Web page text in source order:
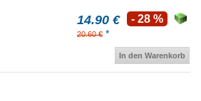
14.90 €
20.60 € *
- 28 %
In den Warenkorb